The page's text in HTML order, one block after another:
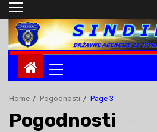
Skip
to
content
.
Menu
Home Pogodnosti Page 3
Pogodnosti